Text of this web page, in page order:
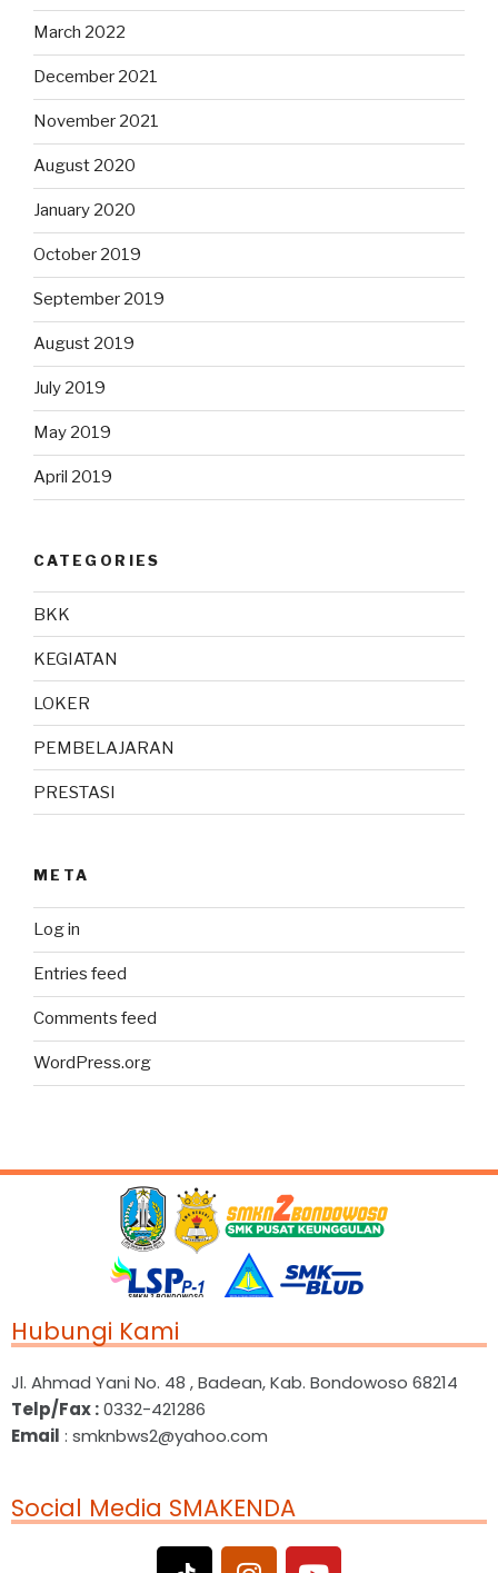
March 2022
December 2021
November 2021
August 2020
January 2020
October 2019
September 2019
August 2019
July 2019
May 2019
April 2019
CATEGORIES
BKK
KEGIATAN
LOKER
PEMBELAJARAN
PRESTASI
META
Log in
Entries feed
Comments feed
WordPress.org
Hubungi Kami
Jl. Ahmad Yani No. 48 , Badean, Kab. Bondowoso 68214
Telp/Fax :0332-421286
Email : smknbws2@yahoo.com
Social Media SMAKENDA